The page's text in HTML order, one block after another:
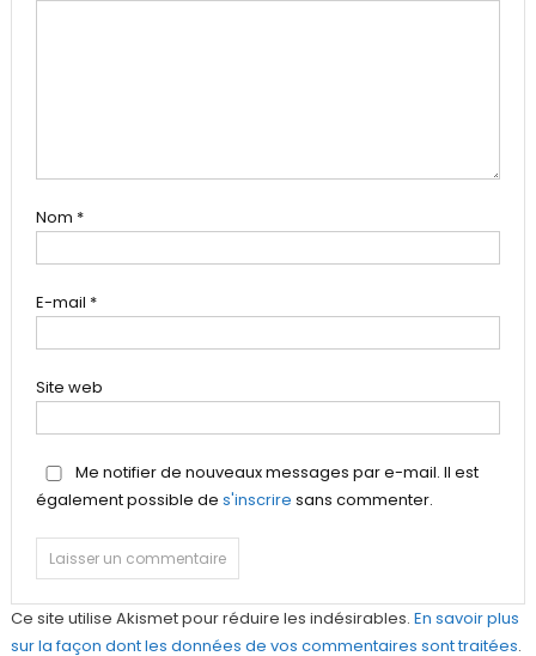
Nom *
E-mail *
Site web
Me notifier de nouveaux messages par e-mail. Il est
également possible de s'inscrire sans commenter.
Ce site utilise Akismet pour réduire les indésirables. En savoir plus
sur la façon dont les données de vos commentaires sont traitées.